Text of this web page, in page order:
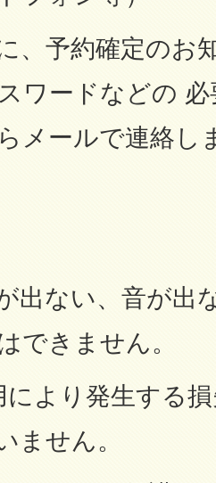
、予約確定のお
ワードなどの
メールで連絡し
出ない、音が出
できません。
により発生する
ません。